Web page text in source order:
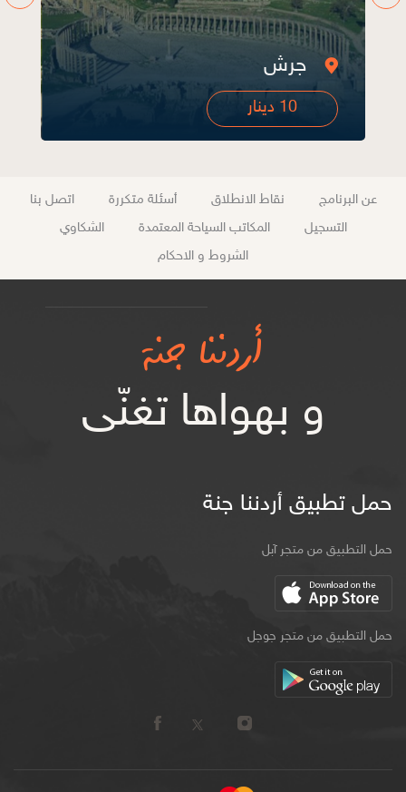
أم قيس
عن البرنامج نقاط الانطلاق أسئلة متكررة
اتصل بنا
التسجيل
المكاتب السياحة المعتمدة
الشكاوي
الشروط و الاحكام
أردننا جنة
و بهواها تغنّى
حمل تطبيق أردننا جنة
حمل التطبيق من متجر آبل
حمل التطبيق من متجر جوجل